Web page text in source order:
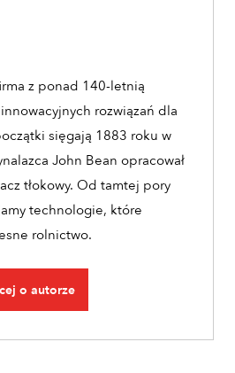
z ponad 140-letnią
rozwiązań dla
sięgają 1883 roku w
John Bean opracował
tłokowy. Od tamtej pory
technologie, które
rolnictwo.
o autorze